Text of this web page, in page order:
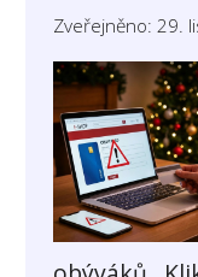
Zveřejněno: 29.